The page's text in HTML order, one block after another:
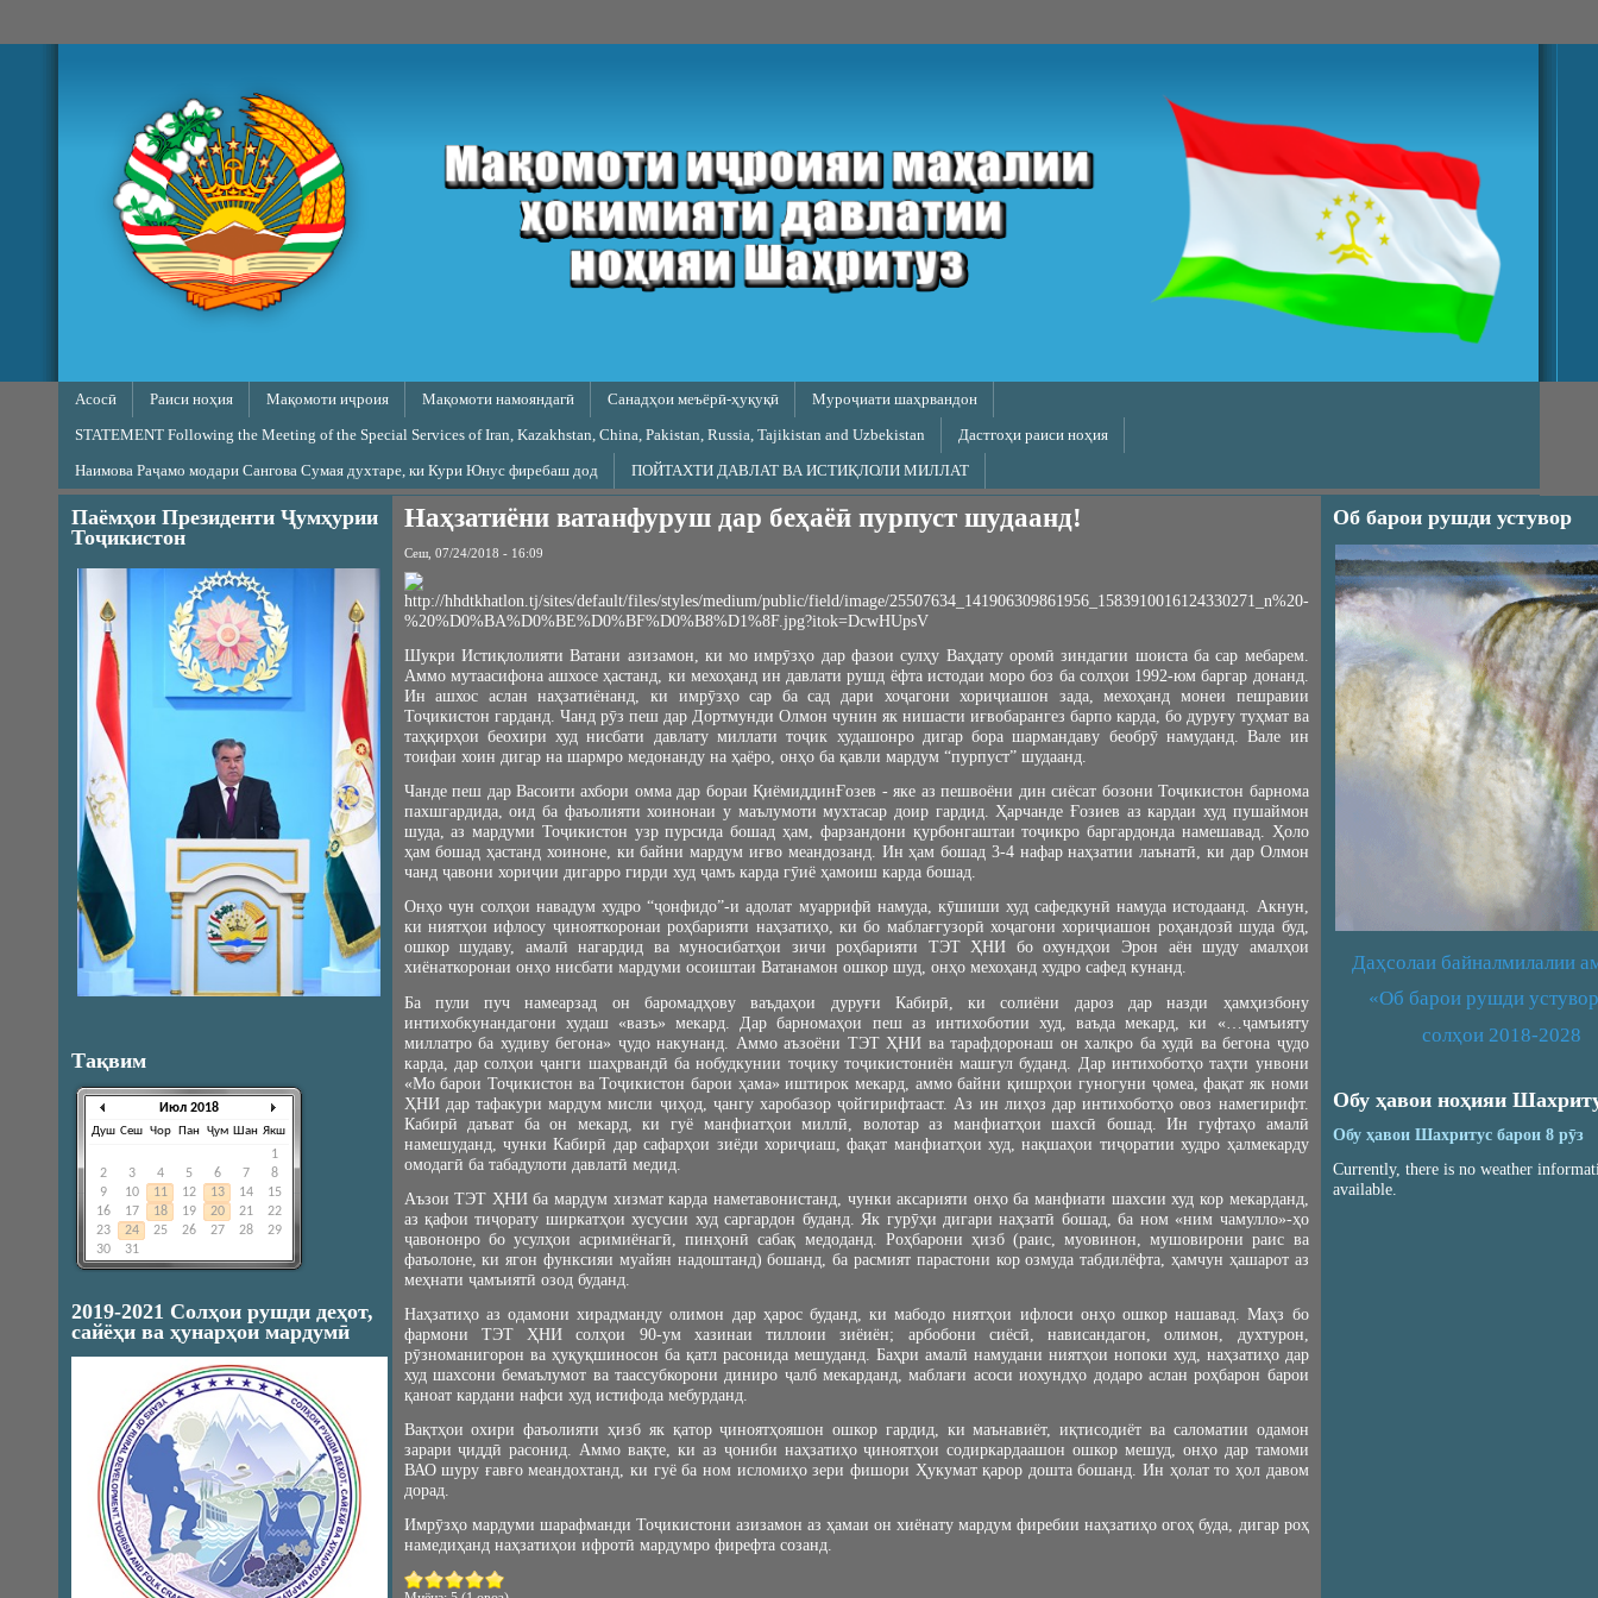
Main menu
Асосӣ Раиси ноҳия Мақомоти иҷроия Мақомоти намояндагӣ Санадҳои меъёрӣ-ҳуқуқӣ
Муроҷиати шаҳрвандон
STATEMENT Following the Meeting of the Special Services of Iran, Kazakhstan, China, Pakistan, Russia, Tajikistan and Uzbekistan
Дастгоҳи раиси ноҳия
Наимова Раҷамо модари Сангова Сумая духтаре, ки Кури Юнус фиребаш дод
ПОЙТАХТИ ДАВЛАТ ВА ИСТИҚЛОЛИ МИЛЛАТ
Паёмҳои Президенти Ҷумҳурии
Тоҷикистон
Тақвим
Душ Сеш Чор Пан Ҷум Шан Якш
1
2
3 4 5 6 7
8
9
10 11 12 13 14
15
16
17 18 19 20 21
22
23
24 25 26 27 28
29
30
31
Июл 2018
2019-2021 Солҳои рушди деҳот,
сайёҳи ва ҳунарҳои мардумӣ
Наҳзатиёни ватанфуруш дар беҳаёӣ пурпуст шудаанд!
Сеш, 07/24/2018 - 16:09
Шукри Истиқлолияти Ватани азизамон, ки мо имрӯзҳо дар фазои сулҳу Ваҳдату оромӣ зиндагии шоиста ба сар мебарем.
Аммо мутаасифона ашхосе ҳастанд, ки мехоҳанд ин давлати рушд ёфта истодаи моро боз ба солҳои 1992-юм баргар донанд.
Ин ашхос аслан наҳзатиёнанд, ки имрӯзҳо сар ба сад дари хоҷагони хориҷиашон зада, мехоҳанд монеи пешравии
Тоҷикистон гарданд. Чанд рӯз пеш дар Дортмунди Олмон чунин як нишасти иғвобарангез барпо карда, бо дуруғу туҳмат ва
таҳқирҳои беохири худ нисбати давлату миллати тоҷик худашонро дигар бора шармандаву беобрӯ намуданд. Вале ин
тоифаи хоин дигар на шармро медонанду на ҳаёро, онҳо ба қавли мардум “пурпуст” шудаанд.
Чанде пеш дар Васоити ахбори омма дар бораи ҚиёмиддинҒозев - яке аз пешвоёни дин сиёсат бозони Тоҷикистон барнома
пахшгардида, оид ба фаъолияти хоинонаи у маълумоти мухтасар доир гардид. Ҳарчанде Ғозиев аз кардаи худ пушаймон
шуда, аз мардуми Тоҷикистон узр пурсида бошад ҳам, фарзандони қурбонгаштаи тоҷикро баргардонда намешавад. Ҳоло
ҳам бошад ҳастанд хоиноне, ки байни мардум иғво меандозанд. Ин ҳам бошад 3-4 нафар наҳзатии лаънатӣ, ки дар Олмон
чанд ҷавони хориҷии дигарро гирди худ ҷамъ карда гӯиё ҳамоиш карда бошад.
Онҳо чун солҳои навадум худро “ҷонфидо”-и адолат муаррифӣ намуда, кӯшиши худ сафедкунӣ намуда истодаанд. Акнун,
ки ниятҳои ифлосу ҷинояткоронаи роҳбарияти наҳзатиҳо, ки бо маблағгузорӣ хоҷагони хориҷиашон роҳандозӣ шуда буд,
ошкор шудаву, амалӣ нагардид ва муносибатҳои зичи роҳбарияти ТЭТ ҲНИ бо охундҳои Эрон аён шуду амалҳои
хиёнаткоронаи онҳо нисбати мардуми осоиштаи Ватанамон ошкор шуд, онҳо мехоҳанд худро сафед кунанд.
Ба пули пуч намеарзад он баромадҳову ваъдаҳои дуруғи Кабирӣ, ки солиёни дароз дар назди ҳамҳизбону
интихобкунандагони худаш «вазъ» мекард. Дар барномаҳои пеш аз интихоботии худ, ваъда мекард, ки «…ҷамъияту
миллатро ба худиву бегона» ҷудо накунанд. Аммо аъзоёни ТЭТ ҲНИ ва тарафдоронаш он халқро ба худӣ ва бегона ҷудо
карда, дар солҳои ҷанги шаҳрвандӣ ба нобудкунии тоҷику тоҷикистониён машғул буданд. Дар интихоботҳо таҳти унвони
«Мо барои Тоҷикистон ва Тоҷикистон барои ҳама» иштирок мекард, аммо байни қишрҳои гуногуни ҷомеа, фақат як номи
ҲНИ дар тафакури мардум мисли ҷиҳод, ҷангу харобазор ҷойгирифтааст. Аз ин лиҳоз дар интихоботҳо овоз намегирифт.
Кабирӣ даъват ба он мекард, ки гуё манфиатҳои миллӣ, волотар аз манфиатҳои шахсӣ бошад. Ин гуфтаҳо амалӣ
намешуданд, чунки Кабирӣ дар сафарҳои зиёди хориҷиаш, фақат манфиатҳои худ, нақшаҳои тиҷоратии худро ҳалмекарду
омодагӣ ба табадулоти давлатӣ медид.
Аъзои ТЭТ ҲНИ ба мардум хизмат карда наметавонистанд, чунки аксарияти онҳо ба манфиати шахсии худ кор мекарданд,
аз қафои тиҷорату ширкатҳои хусусии худ саргардон буданд. Як гурӯҳи дигари наҳзатӣ бошад, ба ном «ним чамулло»-ҳо
ҷавононро бо усулҳои асримиёнагӣ, пинҳонӣ сабақ медоданд. Роҳбарони ҳизб (раис, муовинон, мушовирони раис ва
фаъолоне, ки ягон функсияи муайян надоштанд) бошанд, ба расмият парастони кор озмуда табдилёфта, ҳамчун ҳашарот аз
меҳнати ҷамъиятӣ озод буданд.
Наҳзатиҳо аз одамони хирадманду олимон дар ҳарос буданд, ки мабодо ниятҳои ифлоси онҳо ошкор нашавад. Маҳз бо
фармони ТЭТ ҲНИ солҳои 90-ум хазинаи тиллоии зиёиён; арбобони сиёсӣ, нависандагон, олимон, духтурон,
рӯзноманигорон ва ҳуқуқшиносон ба қатл расонида мешуданд. Баҳри амалӣ намудани ниятҳои нопоки худ, наҳзатиҳо дар
худ шахсони бемаълумот ва таассубкорони диниро ҷалб мекарданд, маблағи асоси иохундҳо додаро аслан роҳбарон барои
қаноат кардани нафси худ истифода мебурданд.
Вақтҳои охири фаъолияти ҳизб як қатор ҷиноятҳояшон ошкор гардид, ки маънавиёт, иқтисодиёт ва саломатии одамон
зарари ҷиддӣ расонид. Аммо вақте, ки аз ҷониби наҳзатиҳо ҷиноятҳои содиркардаашон ошкор мешуд, онҳо дар тамоми
ВАО шуру ғавғо меандохтанд, ки гуё ба ном исломиҳо зери фишори Ҳукумат қарор дошта бошанд. Ин ҳолат то ҳол давом
дорад.
Имрӯзҳо мардуми шарафманди Тоҷикистони азизамон аз ҳамаи он хиёнату мардум фиребии наҳзатиҳо огоҳ буда, дигар роҳ
намедиҳанд наҳзатиҳои ифротӣ мардумро фирефта созанд.
Об барои рушди устувор
Даҳсолаи байналмилалии
«Об барои рушди
солҳои 2018-2028
Обу ҳавои ноҳияи
Обу ҳавои Шахритус барои 8 рӯз
Currently, there is no weather
available.